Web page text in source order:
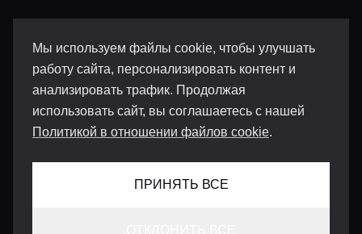
Мы используем файлы cookie, чтобы улучшать
работу сайта, персонализировать контент и
анализировать трафик. Продолжая
использовать сайт, вы соглашаетесь с нашей
Политикой в отношении файлов cookie.
ПРИНЯТЬ ВСЕ